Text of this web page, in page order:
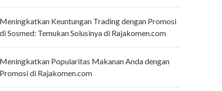
Keuntungan Trading dengan Promosi
Sosmed: Temukan Solusinya di Rajakomen.com
Popularitas Makanan Anda dengan
di Rajakomen.com